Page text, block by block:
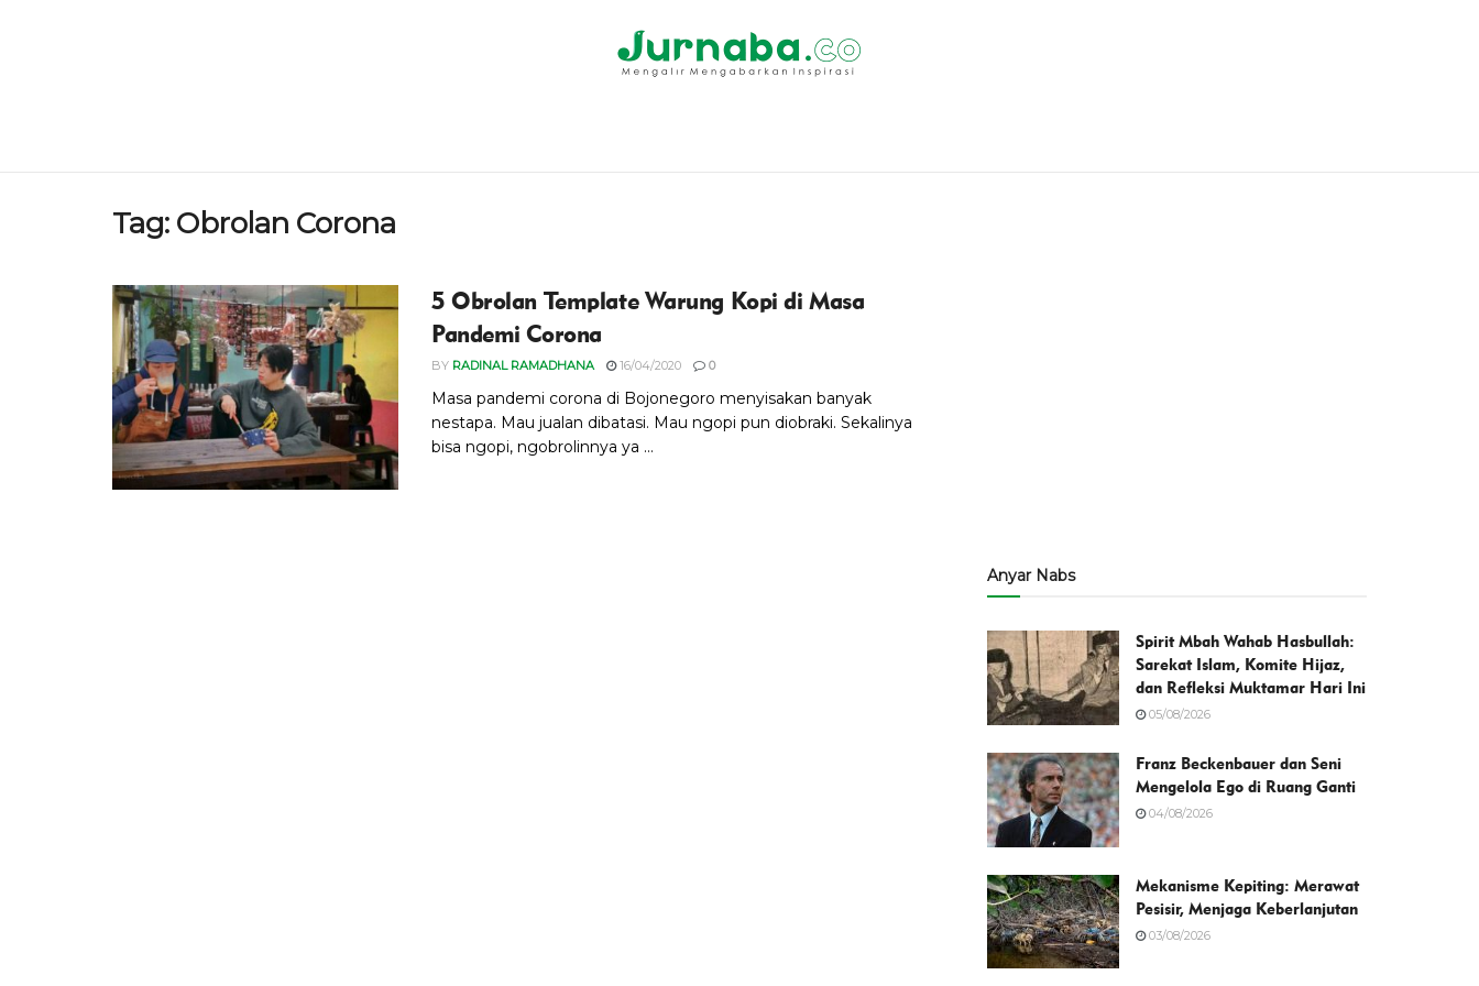
Tag: Obrolan Corona
5 Obrolan Template Warung Kopi di Masa
Pandemi Corona
BY RADINAL RAMADHANA 16/04/2020 0
Masa pandemi corona di Bojonegoro menyisakan banyak
nestapa. Mau jualan dibatasi. Mau ngopi pun diobraki. Sekalinya
bisa ngopi, ngobrolinnya ya ...
Anyar Nabs
Spirit Mbah Wahab Hasbullah:
Sarekat Islam, Komite Hijaz,
dan Refleksi Muktamar Hari Ini
05/08/2026
Franz Beckenbauer dan Seni
Mengelola Ego di Ruang Ganti
04/08/2026
Mekanisme Kepiting: Merawat
Pesisir, Menjaga Keberlanjutan
03/08/2026